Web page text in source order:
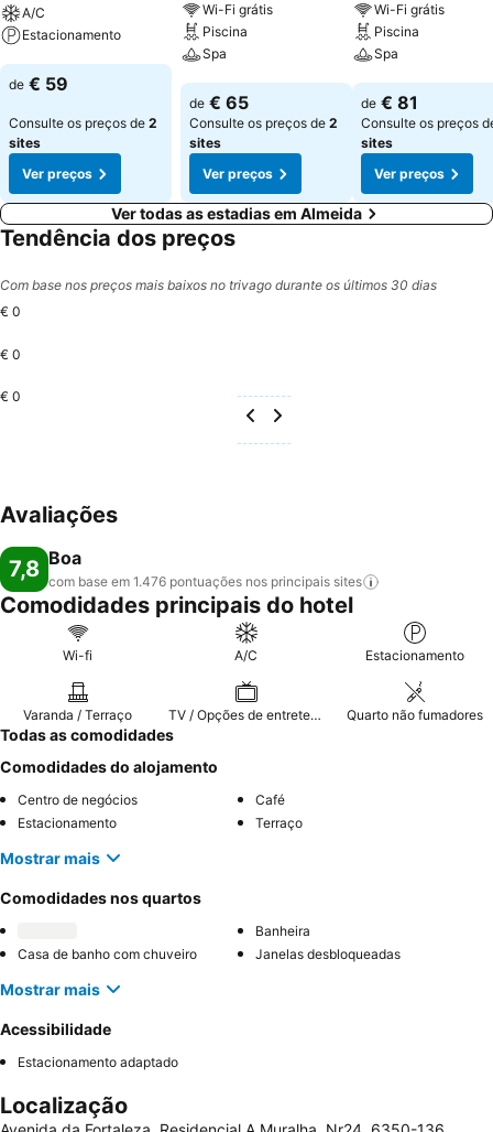
A/C
Estacionamento
Ver preços
de € 59
Consulte os preços de 2
sites
Ver preços
Wi-Fi grátis
Piscina
Spa
Ver preços
de € 65
Consulte os preços de 2
sites
Ver preços
Wi-Fi grátis
Piscina
Spa
Ver preços
de € 81
Consulte os preços
sites
Ver preços
Ver todas as estadias em Almeida
Tendência dos preços
Com base nos preços mais baixos no trivago durante os últimos 30 dias
€ 0
€ 0
€ 0
Avaliações
7,8 Boa
com base em 1.476 pontuações nos principais sites
Comodidades principais do hotel
Wi-fi A/C Estacionamento
Varanda / Terraço TV / Opções de entretenimento Quarto não fumadores
Todas as comodidades
Comodidades do alojamento
Centro de negócios
Café
Estacionamento
Terraço
Mostrar mais
Comodidades nos quartos
Banheira
Casa de banho com chuveiro
Janelas desbloqueadas
Mostrar mais
Acessibilidade
Estacionamento adaptado
Localização